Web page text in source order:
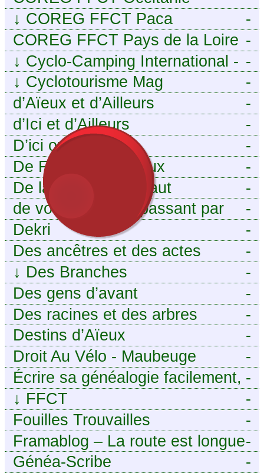
-
↓ COREG FFCT Paca
-
COREG FFCT Pays de la Loire
-
↓ Cyclo-Camping International -
Le voyage à vélo
-
↓ Cyclotourisme Mag
-
d’Aïeux et d’Ailleurs
-
d’Ici et d’Ailleurs
-
D’ici ou d’ailleurs
-
De France et d’Aïeux
-
De la Baïse à l’Escaut
-
de vous aieux en passant par
moi
-
Dekri
-
Des ancêtres et des actes
-
↓ Des Branches
-
Des gens d’avant
-
Des racines et des arbres
-
Destins d’Aïeux
-
Droit Au Vélo - Maubeuge
Sambre-Avesnois
-
Écrire sa généalogie facilement,
sans stress avec Généalordi
-
↓ FFCT
-
Fouilles Trouvailles
-
Framablog – La route est longue
mais la voie est libre…
-
Généa-Scribe